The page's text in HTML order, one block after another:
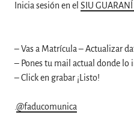
Inicia sesión en el SIU GUARANÍ
– Vas a Matrícula – Actualizar
– Pones tu mail actual donde lo
– Click en grabar ¡Listo!
@faducomunica